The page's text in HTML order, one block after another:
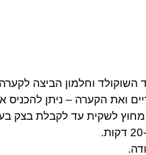
וחלמון הביצה
– ניתן להכניס את כל החומרים ל-2 שקיות
מחוץ לשקית עד לקבלת